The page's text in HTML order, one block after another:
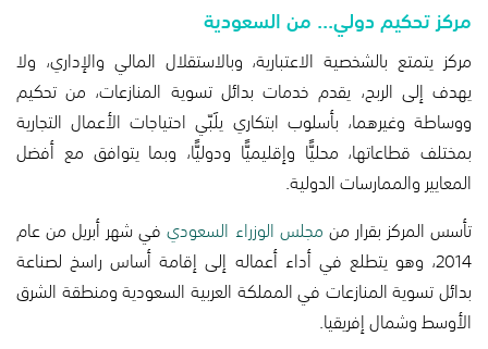
مركز تحكيم دولي... من السعودية
مركز يتمتع بالشخصية الاعتبارية، وبالاستقلال المالي والإداري، ولا
يهدف إلى الربح، يقدم خدمات بدائل تسوية المنازعات، من تحكيم
ووساطة وغيرهما، بأسلوب ابتكاري يلَبّي احتياجات الأعمال التجارية
بمختلف قطاعاتها، محليًّا وإقليميًّا ودوليًّا، وبما يتوافق مع أفضل
المعايير والممارسات الدولية.
تأسس المركز بقرار منمجلس الوزراء السعوديفي شهر أبريل من عام
2014، وهو يتطلع في أداء أعماله إلى إقامة أساس راسخ لصناعة
بدائل تسوية المنازعات في المملكة العربية السعودية ومنطقة الشرق
الأوسط وشمال إفريقيا.